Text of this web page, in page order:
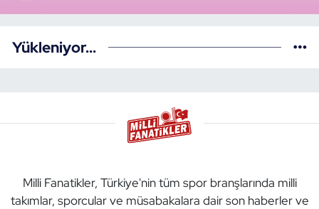
Yükleniyor...
Milli Fanatikler, Türkiye'nin tüm spor branşlarında milli
takımlar, sporcular ve müsabakalara dair son haberler ve